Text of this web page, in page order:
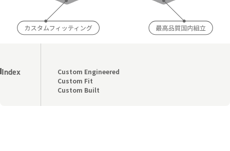
Index
Custom Engineered
Custom Fit
Custom Built